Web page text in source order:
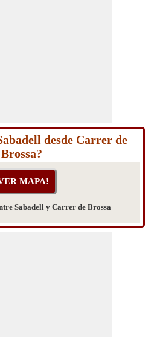
desde Carrer de
Brossa?
Sabadell y Carrer de Brossa